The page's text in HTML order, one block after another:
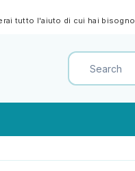
tutto l'aiuto di cui hai bisogno